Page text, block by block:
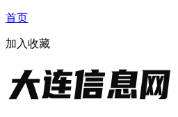
首页
加入收藏